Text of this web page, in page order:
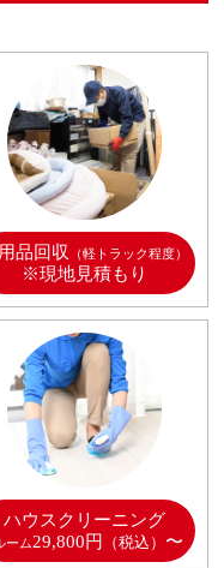
品回収 （軽トラック程度）
※現地見積もり
ハウスクリーニング
ーム29,800円 （税込） 〜